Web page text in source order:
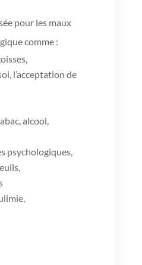
pour les maux
comme :
l’acceptation de
alcool,
psychologiques,